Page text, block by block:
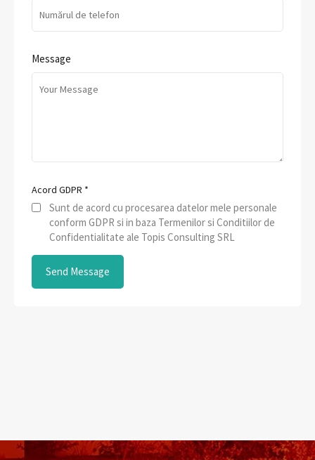
Message
Acord GDPR *
Sunt de acord cu procesarea datelor mele personale
conform GDPR si in baza Termenilor si Conditiilor de
Confidentialitate ale Topis Consulting SRL